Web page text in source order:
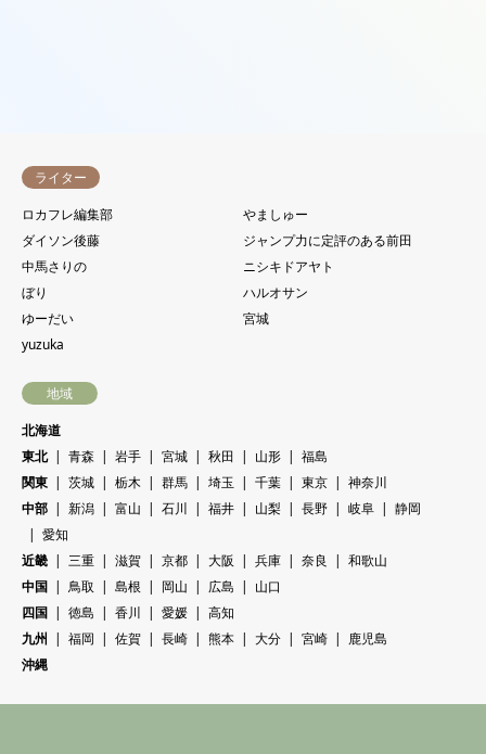
ライター
ロカフレ編集部
やましゅー
ダイソン後藤
ジャンプ力に定評のある前田
中馬さりの
ニシキドアヤト
ぼり
ハルオサン
ゆーだい
宮城
yuzuka
地域
北海道
東北
青森 岩手 宮城 秋田 山形
福島
関東
茨城 栃木 群馬 埼玉 千葉 東京
神奈川
中部
新潟 富山 石川 福井 山梨 長野 岐阜
静岡
愛知
近畿
三重 滋賀 京都 大阪 兵庫 奈良
和歌山
中国
鳥取 島根 岡山 広島
山口
四国
徳島 香川 愛媛
高知
九州
福岡 佐賀 長崎 熊本 大分 宮崎
鹿児島
沖縄